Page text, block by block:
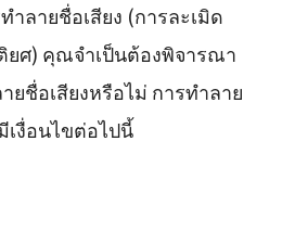
ำลายชื่อเสียง (การละเมิด
ยศ) คุณจำเป็นต้องพิจารณา
ยชื่อเสียงหรือไม่ การทำลาย
เงื่อนไขต่อไปนี้